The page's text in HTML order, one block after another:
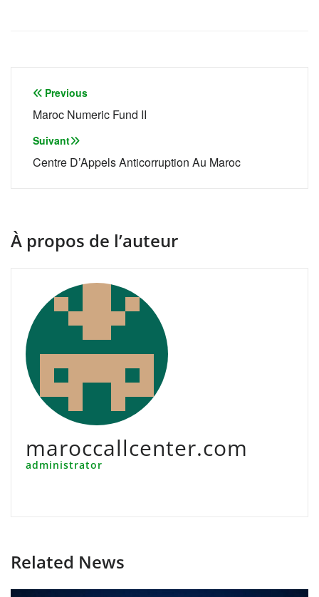
Navigation
de
l’article
Previous
Maroc Numeric Fund II
Suivant
Centre D’Appels Anticorruption Au Maroc
À propos de l’auteur
maroccallcenter.com
administrator
Related News